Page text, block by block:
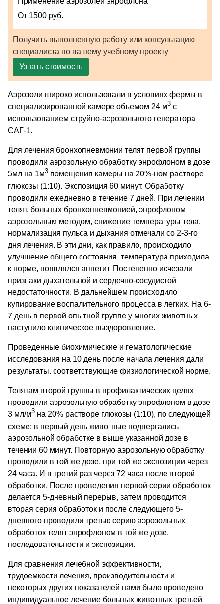
От 1500 руб.
Получить выполненную работу или консультацию
специалиста по вашему учебному проекту
Узнать стоимость
Аэрозоли широко использовали в условиях фермы в
специализированной камере объемом 24 м3 с
использованием струйно-аэрозольного генератора
САГ-1.
Для лечения бронхопневмонии телят первой группы
проводили аэрозольную обработку энрофлоном в дозе
5мл на 1м3 помещения камеры на 20%-ном растворе
глюкозы (1:10). Экспозиция 60 минут. Обработку
проводили ежедневно в течение 7 дней. При лечении
телят, больных бронхопневмонией, энрофлоном
аэрозольным методом, снижение температуры тела,
нормализация пульса и дыхания отмечали со 2-3-го
дня лечения. В эти дни, как правило, происходило
улучшение общего состояния, температура приходила
к норме, появлялся аппетит. Постепенно исчезали
признаки дыхательной и сердечно-сосудистой
недостаточности. В дальнейшем происходило
купирование воспалительного процесса в легких. На 6-
7 день в первой опытной группе у многих животных
наступило клиническое выздоровление.
Проведенные биохимические и гематологические
исследования на 10 день после начала лечения дали
результаты, соответствующие физиологической норме.
Телятам второй группы в профилактических целях
проводили аэрозольную обработку энрофлоном в дозе
3 мл/м3 на 20% растворе глюкозы (1:10), по следующей
схеме: в первый день животные подвергались
аэрозольной обработке в выше указанной дозе в
течении 60 минут. Повторную аэрозольную обработку
проводили в той же дозе, при той же экспозиции через
24 часа. И в третий раз через 72 часа после второй
обработки. После проведения первой серии обработок
делается 5-дневный перерыв, затем проводится
вторая серия обработок и после следующего 5-
дневного проводили третью серию аэрозольных
обработок телят энрофлоном в той же дозе,
последовательности и экспозиции.
Для сравнения лечебной эффективности,
трудоемкости лечения, производительности и
некоторых других показателей нами было проведено
индивидуальное лечение больных животных третьей